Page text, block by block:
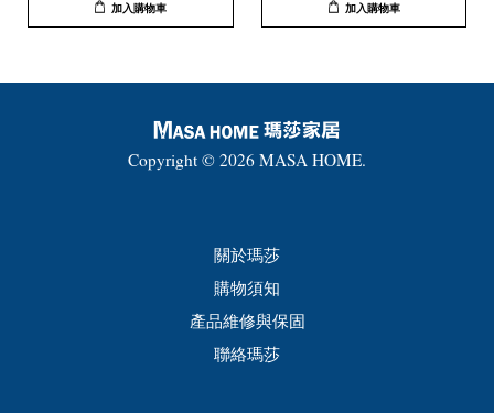
加入購物車 加入購物車
Copyright © 2026 MASA HOME.
關於瑪莎
購物須知
產品維修與保固
聯絡瑪莎